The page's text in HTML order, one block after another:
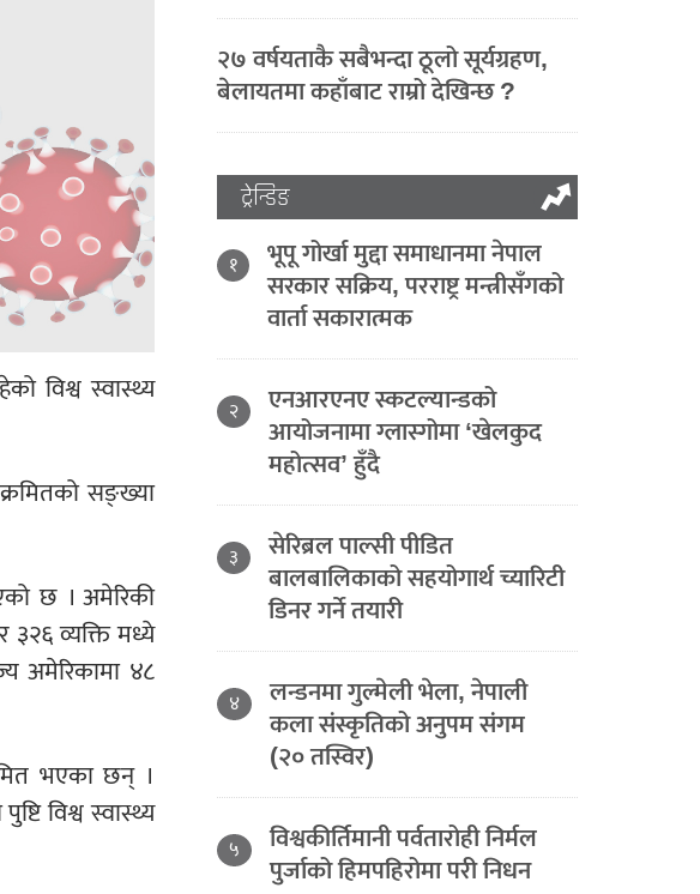
विश्व स्वास्थ्य
सङ्ख्या
छ । अमेरिकी
व्यक्ति मध्ये
अमेरिकामा ४८
भएका छन् ।
विश्व स्वास्थ्य
२७ वर्षयताकै सबैभन्दा ठूलो सूर्यग्रहण,
बेलायतमा कहाँबाट राम्रो देखिन्छ ?
ट्रेन्डिङ
१ भूपू गोर्खा मुद्दा समाधानमा नेपाल
सरकार सक्रिय, परराष्ट्र मन्त्रीसँगको
वार्ता सकारात्मक
२ एनआरएनए स्कटल्यान्डको
आयोजनामा ग्लास्गोमा ‘खेलकुद
महोत्सव’ हुँदै
३ सेरिब्रल पाल्सी पीडित
बालबालिकाको सहयोगार्थ च्यारिटी
डिनर गर्ने तयारी
४ लन्डनमा गुल्मेली भेला, नेपाली
कला संस्कृतिको अनुपम संगम
(२० तस्विर)
५ विश्वकीर्तिमानी पर्वतारोही निर्मल
पुर्जाको हिमपहिरोमा परी निधन